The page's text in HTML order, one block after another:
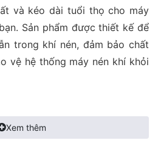
và kéo dài tuổi thọ cho máy
Sản phẩm được thiết kế để
trong khí nén, đảm bảo chất
vệ hệ thống máy nén khí khỏi
Xem thêm